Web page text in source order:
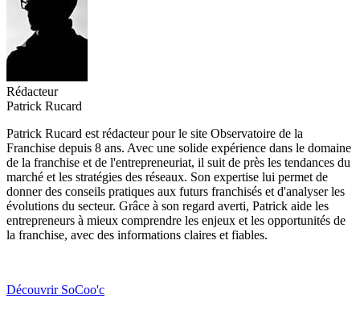
Rédacteur
Patrick Rucard
Patrick Rucard est rédacteur pour le site Observatoire de la
Franchise depuis 8 ans. Avec une solide expérience dans le domaine
de la franchise et de l'entrepreneuriat, il suit de près les tendances du
marché et les stratégies des réseaux. Son expertise lui permet de
donner des conseils pratiques aux futurs franchisés et d'analyser les
évolutions du secteur. Grâce à son regard averti, Patrick aide les
entrepreneurs à mieux comprendre les enjeux et les opportunités de
la franchise, avec des informations claires et fiables.
Découvrir SoCoo'c